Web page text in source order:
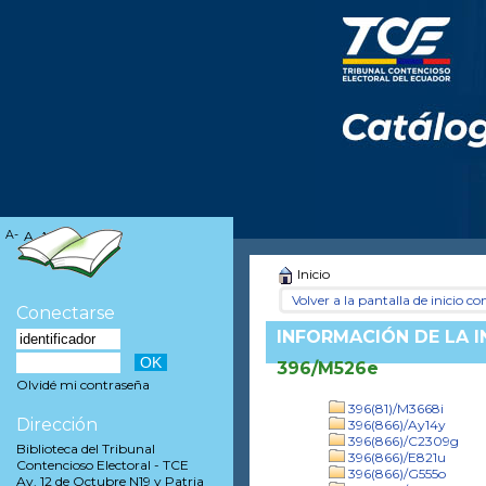
Inicio
Volver a la pantalla de inicio
INFORMACIÓN DE LA
396/M526e
396(81)/M3668i
396(866)/Ay14y
396(866)/C2309g
396(866)/E821u
396(866)/G555o
A- A A+
Conectarse
Olvidé mi contraseña
Dirección
Biblioteca del Tribunal
Contencioso Electoral - TCE
Av. 12 de Octubre N19 y Patria